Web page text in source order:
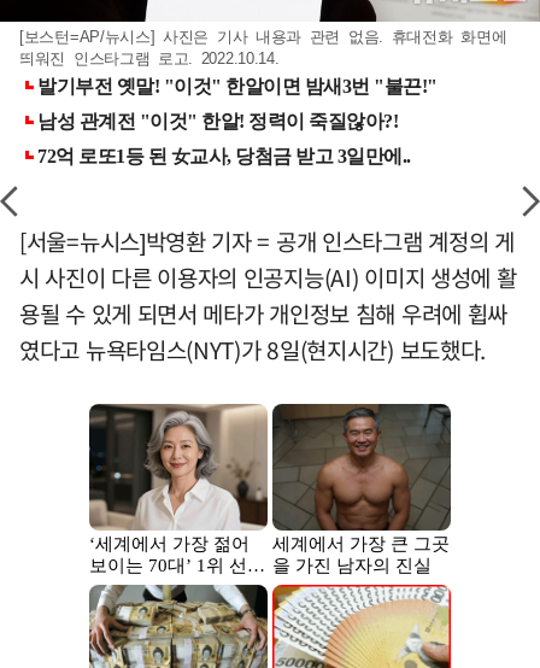
[보스턴=AP/뉴시스] 사진은 기사 내용과 관련 없음. 휴대전화 화면에
띄워진 인스타그램 로고. 2022.10.14.
[서울=뉴시스]박영환 기자 = 공개 인스타그램 계정의 게
시 사진이 다른 이용자의 인공지능(AI) 이미지 생성에 활
용될 수 있게 되면서 메타가 개인정보 침해 우려에 휩싸
였다고 뉴욕타임스(NYT)가 8일(현지시간) 보도했다.